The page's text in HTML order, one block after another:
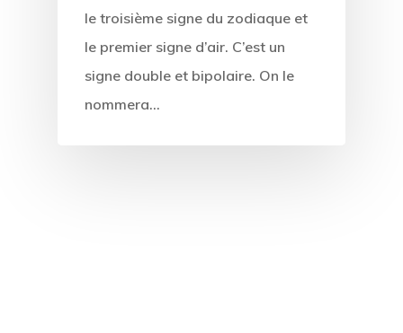
le troisième signe du zodiaque et
le premier signe d’air. C’est un
signe double et bipolaire. On le
nommera…